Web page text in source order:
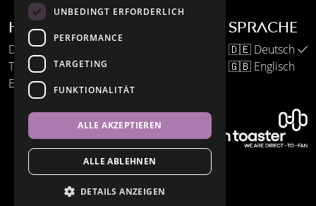
Hilfe und Support
DESERTFEST Berlin GmbH
Telefon: +49 30 442 706 1
E-Mail: tickets@desertfest.de
Sprache
🇩🇪 Deutsch
🇬🇧 Englisch
UNBEDINGT ERFORDERLICH
PERFORMANCE
TARGETING
FUNKTIONALITÄT
ALLE AKZEPTIEREN
ALLE ABLEHNEN
DETAILS ANZEIGEN